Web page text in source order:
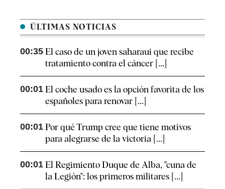
ÚLTIMAS NOTICIAS
00:35 El caso de un joven saharaui que recibe
tratamiento contra el cáncer [...]
00:01 El coche usado es la opción favorita de los
españoles para renovar [...]
00:01 Por qué Trump cree que tiene motivos
para alegrarse de la victoria [...]
00:01 El Regimiento Duque de Alba, "cuna de
la Legión": los primeros militares [...]